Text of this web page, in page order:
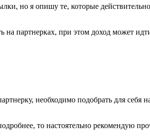
но я опишу те, которые
партнерках, при этом доход может
необходимо подобрать для
то настоятельно рекомендую